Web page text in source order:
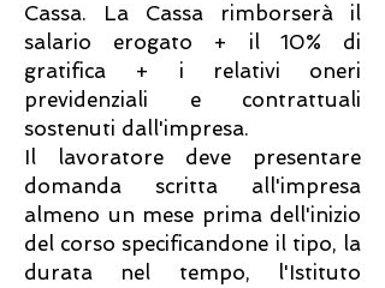
Cassa. La Cassa rimborserà il
salario erogato + il 10% di
gratifica + i relativi oneri
previdenziali e contrattuali
sostenuti dall'impresa.
Il lavoratore deve presentare
domanda scritta all'impresa
almeno un mese prima dell'inizio
del corso specificandone il tipo, la
durata nel tempo, l'Istituto